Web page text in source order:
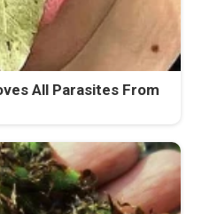
All Parasites From